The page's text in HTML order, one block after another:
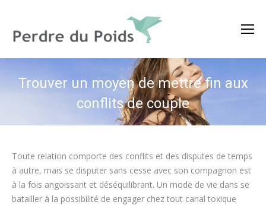
Trouver un moyen de mettre fin aux
conflits de couple
Toute relation comporte des conflits et des disputes de temps
à autre, mais se disputer sans cesse avec son compagnon est
à la fois angoissant et déséquilibrant. Un mode de vie dans se
batailler à la possibilité de engager chez tout canal toxique